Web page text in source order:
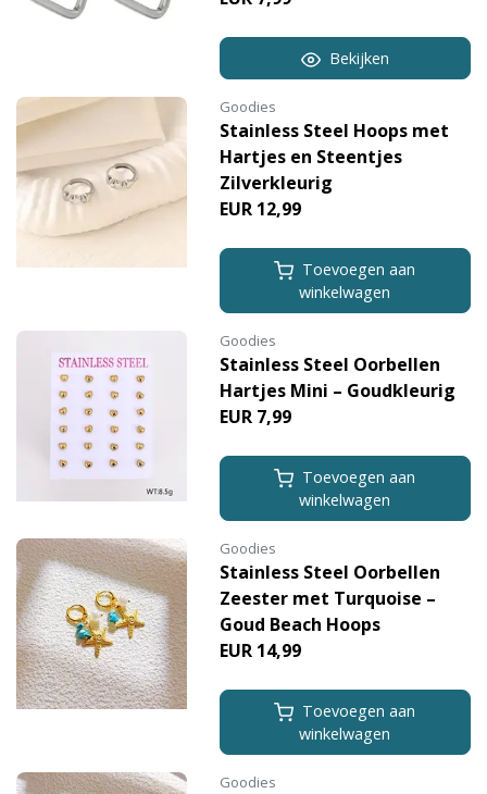
Bekijken
Goodies
Stainless Steel Hoops met
Hartjes en Steentjes
Zilverkleurig
EUR 12,99
Toevoegen aan
winkelwagen
Goodies
Stainless Steel Oorbellen
Hartjes Mini – Goudkleurig
EUR 7,99
Toevoegen aan
winkelwagen
Goodies
Stainless Steel Oorbellen
Zeester met Turquoise –
Goud Beach Hoops
EUR 14,99
Toevoegen aan
winkelwagen
Goodies